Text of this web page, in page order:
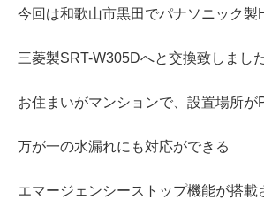
今回は和歌山市黒田でパナソニック製
三菱製SRT-W305Dへと交換致しました
お住まいがマンションで、設置場所が
万が一の水漏れにも対応ができる
エマージェンシーストップ機能が搭載